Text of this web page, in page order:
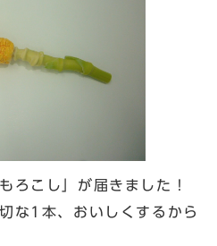
ろこし」が届きました！
な1本、おいしくするから